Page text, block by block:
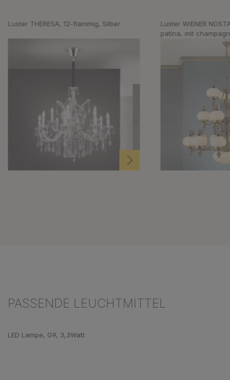
Luster THERESA, 12-flammig, Silber
Luster WIENER
patina, mit
PASSENDE LEUCHTMITTEL
LED Lampe, G9, 3,3Watt